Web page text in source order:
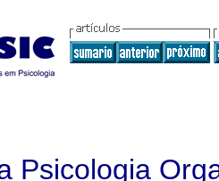
Psicologia